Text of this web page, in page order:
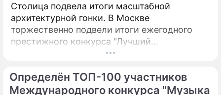
Столица подвела итоги масштабной
архитектурной гонки. В Москве
торжественно подвели итоги ежегодного
престижного конкурса "Лучший
реализованный проект в области
Определён ТОП-100 участников
Международного конкурса "Музыка